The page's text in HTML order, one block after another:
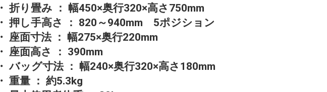
・ 折り畳み ： 幅450×奥行320×高さ750mm
・ 押し手高さ ： 820～940mm 5ポジション
・ 座面寸法 ： 幅275×奥行220mm
・ 座面高さ ： 390mm
・ バッグ寸法 ： 幅240×奥行320×高さ180mm
・ 重量 ： 約5.3kg